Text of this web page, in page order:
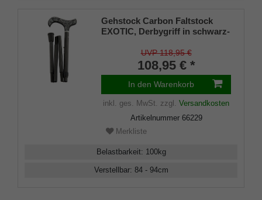
Gehstock Carbon Faltstock
EXOTIC, Derbygriff in schwarz-
Stock aus sehr stabilem
Carbon, ca. 84-94 cm
verstellbar, faltbar
UVP 118,95 €
108,95 € *
In den Warenkorb
inkl. ges. MwSt. zzgl. Versandkosten
Artikelnummer 66229
Merkliste
Belastbarkeit: 100kg
Verstellbar: 84 - 94cm